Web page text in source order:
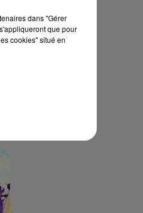
dans "Gérer
que pour
cookies" situé en